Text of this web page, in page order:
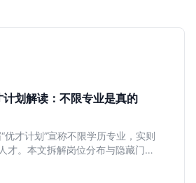
划解读：不限专业是真的
优才计划”宣称不限学历专业，实则
才。本文拆解岗位分布与隐藏门
等核心方向，帮你判断是否值得投